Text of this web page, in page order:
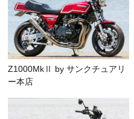
Z1000MkⅡ by サンクチュアリ
ー本店